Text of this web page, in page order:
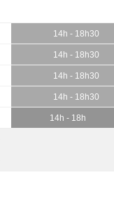
14h - 18h30
14h - 18h30
14h - 18h30
14h - 18h30
14h - 18h